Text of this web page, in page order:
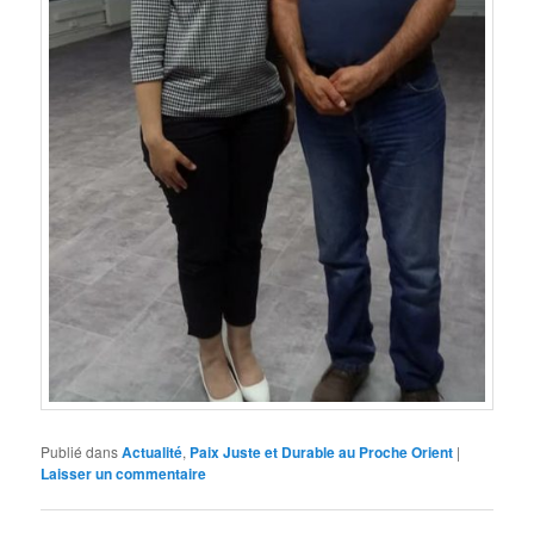
Publié dansActualité, Paix Juste et Durable au Proche Orient |
Laisser un commentaire